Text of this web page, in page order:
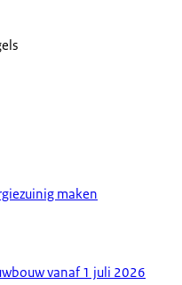
maken
vanaf 1 juli 2026